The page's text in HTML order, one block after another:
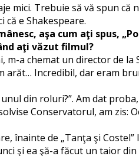
Trebuie să vă spun că
că e Shakespeare.
aşa cum aţi spus, „
aţi văzut filmul?
a chemat un director de
arăt… Incredibil, dar eram
din roluri?”. Am dat
Conservatorul, am zis:
înainte de „Tanţa şi
şi ea şă-a făcut un taior